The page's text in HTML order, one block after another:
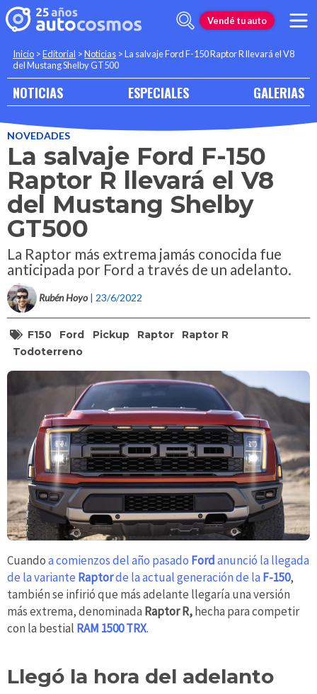
Vendé tu auto
Inicio >Editorial >Noticias >La salvaje Ford F-150 Raptor R llevará el V8
del Mustang Shelby GT500
NOTICIAS ESPECIALES GALERIAS
NOVEDADES
La salvaje Ford F-150
Raptor R llevará el V8
del Mustang Shelby
GT500
La Raptor más extrema jamás conocida fue
anticipada por Ford a través de un adelanto.
Rubén Hoyo | 23/6/2022
F150 Ford Pickup Raptor
Raptor R
Todoterreno
Cuandoa comienzos del año pasado Fordanunció la llegada
de la variante Raptorde la actual generación de laF-150,
también se infirió que más adelante llegaría una versión
más extrema, denominada Raptor R,hecha para competir
con la bestial RAM 1500 TRX.
Llegó la hora del adelanto